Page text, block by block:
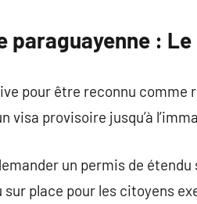
paraguayenne :
pour être reconnu comme
visa provisoire jusqu’à
un permis de étendu
place pour les citoyens